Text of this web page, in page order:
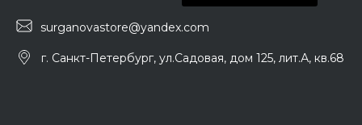
surganovastore@yandex.com
г. Санкт-Петербург, ул.Садовая, дом 125, лит.А, кв.68